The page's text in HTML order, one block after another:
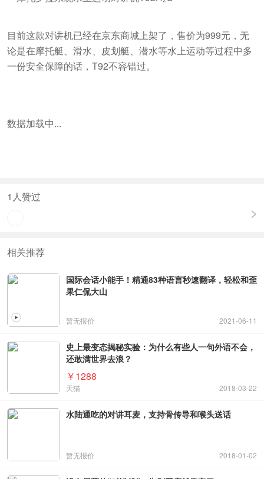
目前这款对讲机已经在京东商城上架了，售价为999元，无
论是在摩托艇、滑水、皮划艇、潜水等水上运动等过程中多
一份安全保障的话，T92不容错过。
数据加载中...
1 人赞过
相关推荐
国际会话小能手！精通83种语言秒速翻译，轻松和歪
果仁侃大山
暂无报价 2021-06-11
史上最变态揭秘实验：为什么有些人一句外语不会，
还敢满世界去浪？
￥1288
天猫 2018-03-22
水陆通吃的对讲耳麦，支持骨传导和喉头送话
暂无报价 2018-01-02